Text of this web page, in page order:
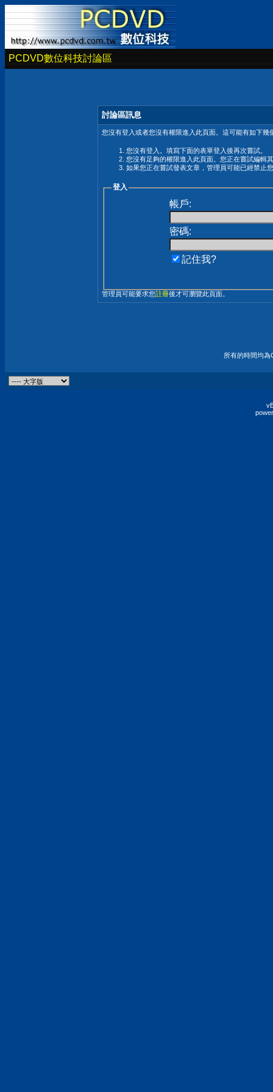
PCDVD數位科技討論區
討論區訊息
您沒有登入或者您沒有權限進入此頁面。這可能有如下幾
您沒有登入。填寫下面的表單登入後再次嘗試。
您沒有足夠的權限進入此頁面。您正在嘗試編輯
如果您正在嘗試發表文章，管理員可能已經禁止
登入
帳戶:
密碼:
記住我?
管理員可能要求您註冊後才可瀏覽此頁面。
所有的時間均為